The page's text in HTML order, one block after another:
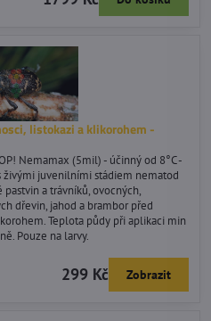
listokazi a klikorohem -
Nemamax (5mil) - účinný od 8°C -
živými juvenilními stádiem nematod
a trávníků, ovocných,
dřevin, jahod a brambor před
Teplota půdy při aplikaci min
Pouze na larvy.
299 Kč Zobrazit